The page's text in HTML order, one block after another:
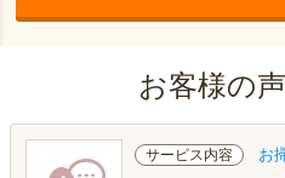
お客様の
サービス内容 お